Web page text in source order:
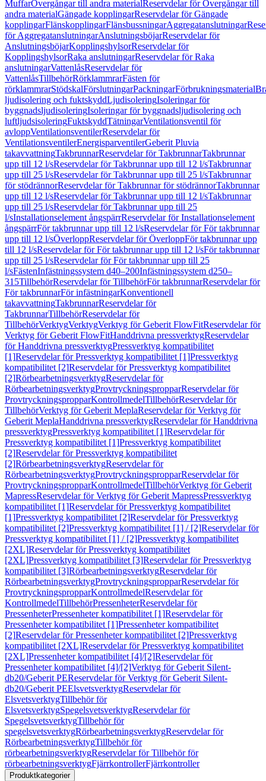
MuffarÖvergångar till andra materialReservdelar för Övergångar till
andra materialGängade kopplingarReservdelar för Gängade
kopplingarFlänskopplingarFlänsbussningarAggregatanslutningar
för AggregatanslutningarAnslutningsböjarReservdelar för
AnslutningsböjarKopplingshylsorReservdelar för
KopplingshylsorRaka anslutningarReservdelar för Raka
anslutningarVattenlåsReservdelar för
VattenlåsTillbehörRörklammrarFästen för
rörklammrarStödskalFörslutningarPackningarFörbrukningsmaterial
ljudisolering och fuktskyddLjudisoleringIsoleringar för
byggnadsljudisoleringIsoleringar för byggnadsljudisolering och
luftljudsisoleringFuktskyddTätningarVentilationsventil för
avloppVentilationsventilerReservdelar för
VentilationsventilerEnergisparventilerGeberit Pluvia
takavvattningTakbrunnarReservdelar för TakbrunnarTakbrunnar
upp till 12 l/sReservdelar för Takbrunnar upp till 12 l/sTakbrunnar
upp till 25 l/sReservdelar för Takbrunnar upp till 25 l/sTakbrunnar
för stödrännorReservdelar för Takbrunnar för stödrännorTakbrunnar
upp till 12 l/sReservdelar för Takbrunnar upp till 12 l/sTakbrunnar
upp till 25 l/sReservdelar för Takbrunnar upp till 25
l/sInstallationselement ångspärrReservdelar för Installationselement
ångspärrFör takbrunnar upp till 12 l/sReservdelar för För takbrunnar
upp till 12 l/sÖverloppReservdelar för ÖverloppFör takbrunnar upp
till 12 l/sReservdelar för För takbrunnar upp till 12 l/sFör takbrunnar
upp till 25 l/sReservdelar för För takbrunnar upp till 25
l/sFästenInfästningssystem d40–200Infästningssystem d250–
315TillbehörReservdelar för TillbehörFör takbrunnarReservdelar för
För takbrunnarFör infästningarKonventionell
takavvattningTakbrunnarReservdelar för
TakbrunnarTillbehörReservdelar för
TillbehörVerktygVerktygVerktyg för Geberit FlowFitReservdelar för
Verktyg för Geberit FlowFitHanddrivna pressverktygReservdelar
för Handdrivna pressverktygPressverktyg kompatibilitet
[1]Reservdelar för Pressverktyg kompatibilitet [1]Pressverktyg
kompatibilitet [2]Reservdelar för Pressverktyg kompatibilitet
[2]RörbearbetningsverktygReservdelar för
RörbearbetningsverktygProvtryckningspropparReservdelar för
ProvtryckningspropparKontrollmedelTillbehörReservdelar för
TillbehörVerktyg för Geberit MeplaReservdelar för Verktyg för
Geberit MeplaHanddrivna pressverktygReservdelar för Handdrivna
pressverktygPressverktyg kompatibilitet [1]Reservdelar för
Pressverktyg kompatibilitet [1]Pressverktyg kompatibilitet
[2]Reservdelar för Pressverktyg kompatibilitet
[2]RörbearbetningsverktygReservdelar för
RörbearbetningsverktygProvtryckningspropparReservdelar för
ProvtryckningspropparKontrollmedelTillbehörVerktyg för Geberit
MapressReservdelar för Verktyg för Geberit MapressPressverktyg
kompatibilitet [1]Reservdelar för Pressverktyg kompatibilitet
[1]Pressverktyg kompatibilitet [2]Reservdelar för Pressverktyg
kompatibilitet [2]Pressverktyg kompatibilitet [1] / [2]Reservdelar för
Pressverktyg kompatibilitet [1] / [2]Pressverktyg kompatibilitet
[2XL]Reservdelar för Pressverktyg kompatibilitet
[2XL]Pressverktyg kompatibilitet [3]Reservdelar för Pressverktyg
kompatibilitet [3]RörbearbetningsverktygReservdelar för
RörbearbetningsverktygProvtryckningspropparReservdelar för
ProvtryckningspropparKontrollmedelReservdelar för
KontrollmedelTillbehörPressenheterReservdelar för
PressenheterPressenheter kompatibilitet [1]Reservdelar för
Pressenheter kompatibilitet [1]Pressenheter kompatibilitet
[2]Reservdelar för Pressenheter kompatibilitet [2]Pressverktyg
kompatibilitet [2XL]Reservdelar för Pressverktyg kompatibilitet
[2XL]Pressenheter kompatibilitet [4]/[2]Reservdelar för
Pressenheter kompatibilitet [4]/[2]Verktyg för Geberit Silent-
db20/Geberit PEReservdelar för Verktyg för Geberit Silent-
db20/Geberit PEElsvetsverktygReservdelar för
ElsvetsverktygTillbehör för
ElsvetsverktygSpegelsvetsverktygReservdelar för
SpegelsvetsverktygTillbehör för
spegelsvetsverktygRörbearbetningsverktygReservdelar för
RörbearbetningsverktygTillbehör för
rörbearbetningsverktygReservdelar för Tillbehör för
rörbearbetningsverktygFjärrkontrollerFjärrkontroller
Produktkategorier